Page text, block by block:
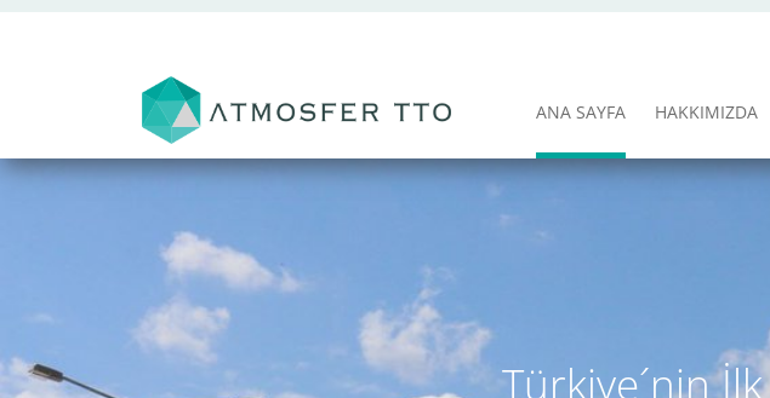
ANA SAYFA HAKKIMIZDA